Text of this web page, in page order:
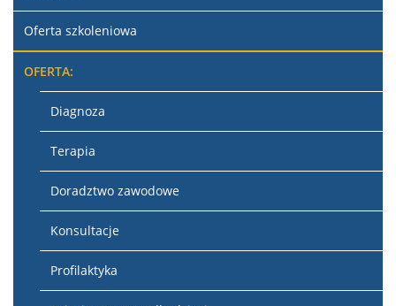
Oferta szkoleniowa
OFERTA:
Diagnoza
Terapia
Doradztwo zawodowe
Konsultacje
Profilaktyka